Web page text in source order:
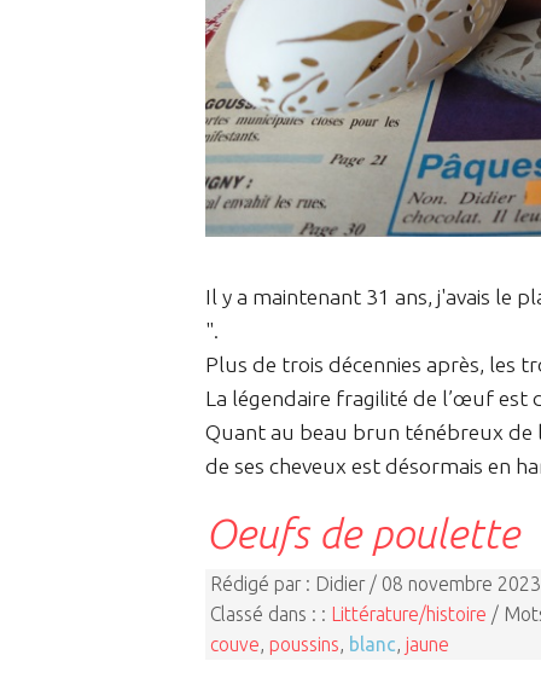
Il y a maintenant 31 ans, j'avais le
".
Plus de trois décennies après, les
La légendaire fragilité de l’œuf est
Quant au beau brun ténébreux de
de ses cheveux est désormais en
Oeufs de poulette
Rédigé par : Didier / 08 novembre
Classé dans : : Littérature/histoire /
couve, poussins, blanc, jaune